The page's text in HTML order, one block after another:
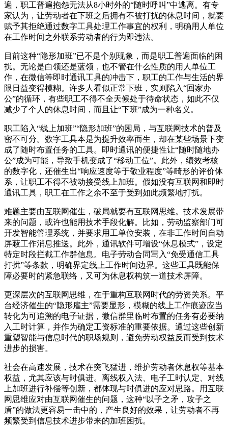
遍，职工普遍抱怨无法从8小时外的“随时呼叫”中逃离。有专
家认为，让劳动者在下班之后拥有不被打扰的休息时间，就要
赋予其拒绝通过数字工具处理工作事宜的权利，明确用人单位
在工作时间之外联系劳动者的行为即违法。
目前这种“隐形加班”已不是个别现象，而是职工普遍面临的困
扰。无论是白领还是蓝领，也不管在什么性质的用人单位工
作，在微信等即时通讯工具的冲击下，职工的工作与生活的界
限日益变得模糊。许多人看似正常下班，实则陷入“回家办
公”的循环，有些职工不得不全天候处于待命状态，如此不仅
减少了个人的休息时间，而且让“下班”成为一种名义。
职工陷入“线上加班”“隐形加班”的困局，与互联网技术的普及
密不可分。数字工具本是为提升效率而生，却在某些场景下变
成了随时布置任务的工具。即时通讯的便捷性让“随时随地办
公”成为可能，导致手机变成了“移动工位”。此外，绩效考核
的数字化，还催生出“响应速度等于敬业程度”等畸形的评价体
系，让职工不得不被动接受线上加班。假如没有互联网和即时
通讯工具，职工在工作之余不至于受到如此频繁地打扰。
难题主要由互联网催生，破局就要有互联网思维。技术发展带
来的问题，或许也能用技术手段化解。比如，劳动监察部门可
开发智能管理系统，并要求用工单位安装，在非工作时间自动
屏蔽工作消息推送。此外，通讯软件可增设“休息模式”，设定
特定时段拦截工作群信息。电子劳动合同写入“免受通信工具
打扰”等条款，明确界定线上工作时间边界。这些工具既能保
障必要时的紧急联络，又可为休息权构筑一道技术屏障。
更深层次的互联网思维，在于重构互联网时代的劳资关系。平
台经济催生的“隐形雇主”需要显形，模糊的线上工作痕迹应当
转化为可追溯的电子证据，微信群里临时布置的任务有必要纳
入工时计算，并作为确定工资标准的重要依据。通过这些创新
重塑智能与信息时代的职场规则，避免劳动权益反而受到技术
进步的损害。
社会在高速发展，技术在突飞猛进，维护劳动者休息权等基本
权益，尤其应该与时俱进。离线权入法、电子工时认定、对线
上加班进行补偿等创新，都体现与时俱进的应对思路。用互联
网思维应对由互联网催生的问题，这种“以子之矛，攻子之
盾”的做法更容易一击中的，产生良好的效果，让劳动者不再
频繁受到信息技术进步带来的加班困扰。